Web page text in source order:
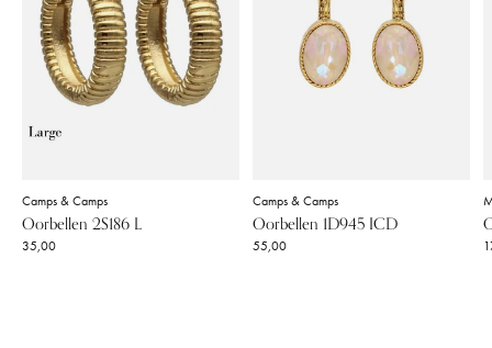
Camps & Camps
Oorbellen 2S186 L
35,00
Camps & Camps
Oorbellen 1D945 ICD
55,00